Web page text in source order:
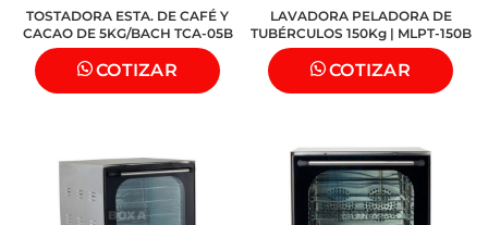
TOSTADORA ESTA. DE CAFÉ Y
CACAO DE 5KG/BACH TCA-05B
COTIZAR
LAVADORA PELADORA DE
TUBÉRCULOS 150Kg | MLPT-150B
COTIZAR